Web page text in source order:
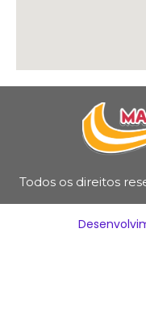
Todos os direitos